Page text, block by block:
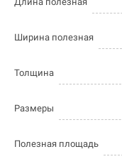
Ширина полезная
Толщина
Размеры
Полезная площадь